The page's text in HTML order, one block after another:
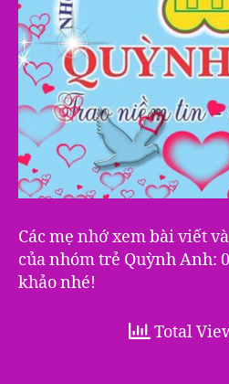
Các mẹ nhớ xem bài viết
của nhóm trẻ Quỳnh Anh:
khảo nhé!
Total